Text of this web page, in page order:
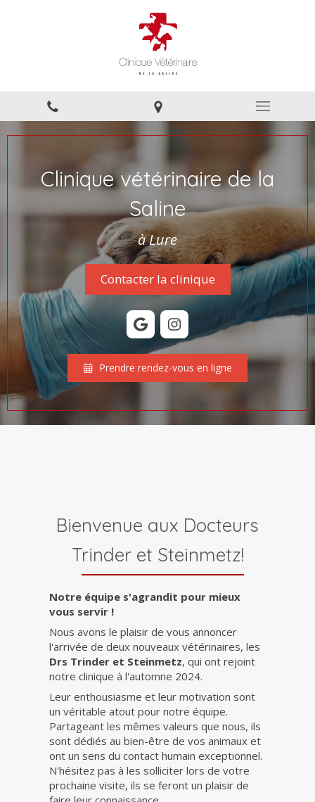
Clinique vétérinaire de la
Saline
à Lure
Contacter la clinique
Prendre rendez-vous en ligne
Bienvenue aux Docteurs
Trinder et Steinmetz!
Notre équipe s'agrandit pour mieux
vous servir !
Nous avons le plaisir de vous annoncer
l'arrivée de deux nouveaux vétérinaires, les
Drs Trinder et Steinmetz, qui ont rejoint
notre clinique à l'automne 2024.
Leur enthousiasme et leur motivation sont
un véritable atout pour notre équipe.
Partageant les mêmes valeurs que nous, ils
sont dédiés au bien-être de vos animaux et
ont un sens du contact humain exceptionnel.
N'hésitez pas à les solliciter lors de votre
prochaine visite, ils se feront un plaisir de